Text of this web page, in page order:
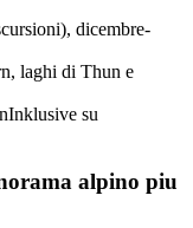
dicembre-
laghi di Thun e
su
alpino piu